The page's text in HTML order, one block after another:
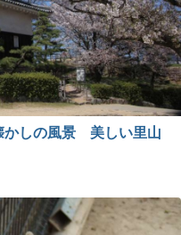
かしの風景 美しい里山